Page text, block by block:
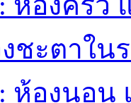
ชะตาใน
ห้องนอน